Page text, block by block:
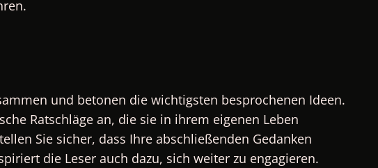
und betonen die wichtigsten besprochenen Ideen.
Ratschläge an, die sie in ihrem eigenen Leben
Sie sicher, dass Ihre abschließenden Gedanken
die Leser auch dazu, sich weiter zu engagieren.